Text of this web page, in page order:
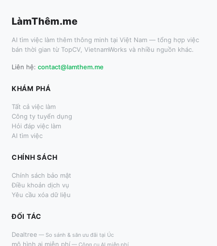
LàmThêm.me
AI tìm việc làm thêm thông minh tại Việt Nam — tổng hợp việc
bán thời gian từ TopCV, VietnamWorks và nhiều nguồn khác.
Liên hệ: contact@lamthem.me
KHÁM PHÁ
Tất cả việc làm
Công ty tuyển dụng
Hỏi đáp việc làm
AI tìm việc
CHÍNH SÁCH
Chính sách bảo mật
Điều khoản dịch vụ
Yêu cầu xóa dữ liệu
ĐỐI TÁC
Dealtree — So sánh & săn ưu đãi tại Úc
mô hình ai miễn phí — Công cụ AI miễn phí